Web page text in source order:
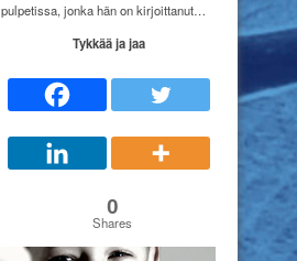
pulpetissa, jonka hän on kirjoittanut…
Tykkää ja jaa
0
Shares